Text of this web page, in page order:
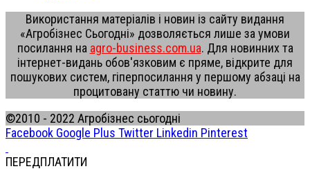
Використання матеріалів і новин із сайту видання
«Агробізнес Сьогодні» дозволяється лише за умови
посилання на agro-business.com.ua. Для новинних та
інтернет-видань обов'язковим є пряме, відкрите для
пошукових систем, гіперпосилання у першому абзаці на
процитовану статтю чи новину.
©2010 - 2022 Агробізнес сьогодні
Facebook Google Plus Twitter Linkedin Pinterest
ПЕРЕДПЛАТИТИ